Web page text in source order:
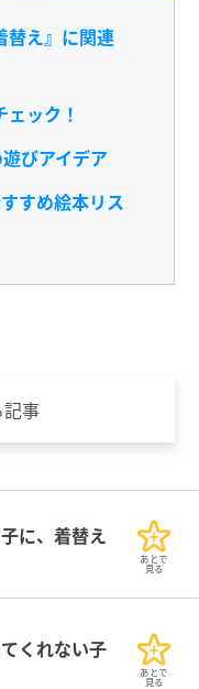
替え』に関連
ック！
びアイデア
すめ絵本リス
記事
に、着替え
あとで
見る
くれない子
あとで
見る